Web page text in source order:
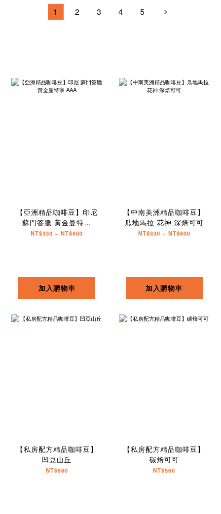
1 2 3 4 5
【亞洲精品咖啡豆】印尼
蘇門答臘 黃金曼特寧
AAA
NT$330 ~ NT$600
加入購物車
【中南美洲精品咖啡豆】
瓜地馬拉 花神 深焙可可
NT$330 ~ NT$600
加入購物車
【私房配方精品咖啡豆】
凹豆山丘
NT$580
【私房配方精品咖啡豆】
碳焙可可
NT$560